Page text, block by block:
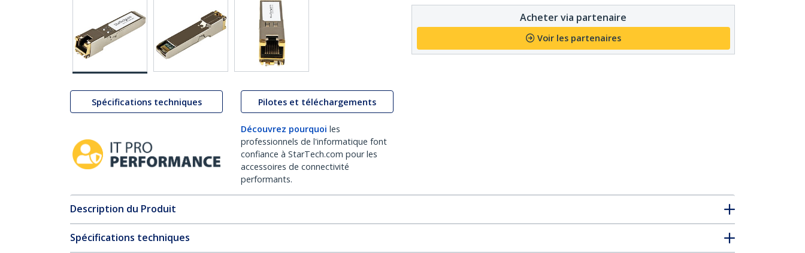
Spécifications techniques Pilotes et téléchargements
Découvrez pourquoi les
professionnels de l'informatique font
confiance à StarTech.com pour les
accessoires de connectivité
performants.
Acheter via partenaire
Voir les partenaires
Description du Produit
Spécifications techniques